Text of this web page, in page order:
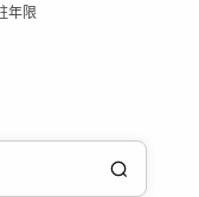
年限